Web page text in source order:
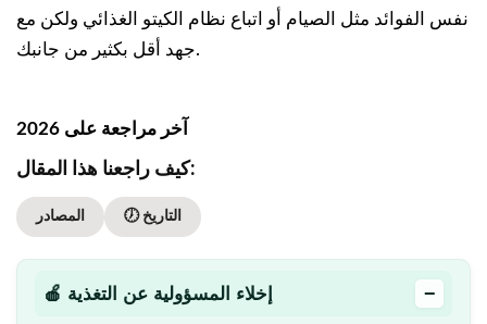
نفس الفوائد مثل الصيام أو اتباع نظام الكيتو الغذائي ولكن مع
جهد أقل بكثير من جانبك.
آخر مراجعة على 2026
كيف راجعنا هذا المقال:
المصادر 🕖 التاريخ
🍎 إخلاء المسؤولية عن التغذية −